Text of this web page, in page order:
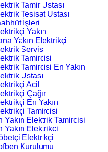
Tamir Ustası
Tesisat Ustası
İşleri
Yakın
Yakın Elektrikçi
Servis
Tamircisi
Tamircisi En Yakın
Ustası
Acil
Çağır
En Yakın
Tamircisi
Yakın Elektrik Tamircisi
Yakın Elektrikci
Elektrikçi
Kurulumu